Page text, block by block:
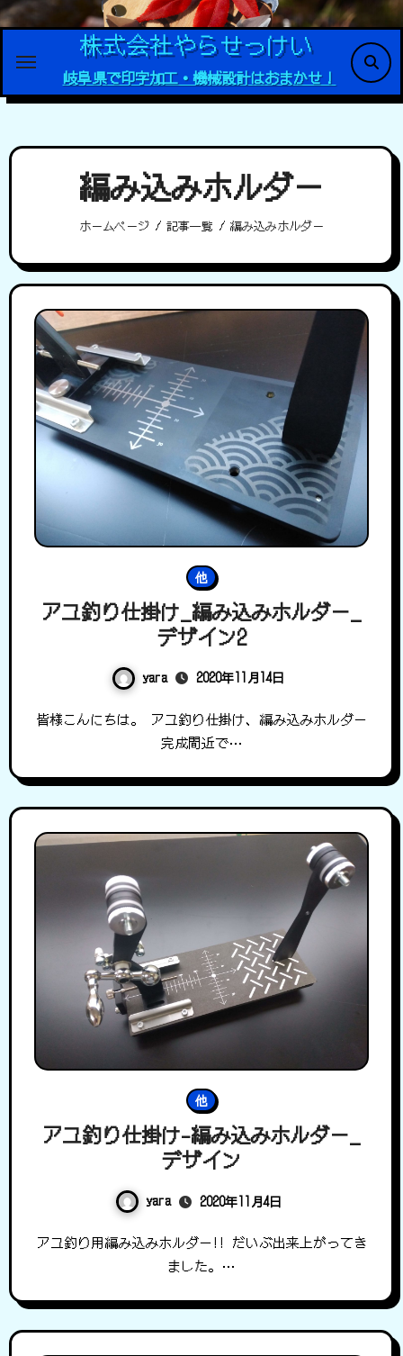
内
容
プ
株式会社やらせっけい
岐阜県で印字加工・機械設計はおまかせ！
編み込みホルダー
ホームページ 記事一覧 編み込みホルダー
他
アユ釣り仕掛け_編み込みホルダー_
デザイン2
yara 2020年11月14日
皆様こんにちは。 アユ釣り仕掛け、編み込みホルダー
完成間近で…
他
アユ釣り仕掛け-編み込みホルダー_
デザイン
yara 2020年11月4日
アユ釣り用編み込みホルダー!! だいぶ出来上がってき
ました。…